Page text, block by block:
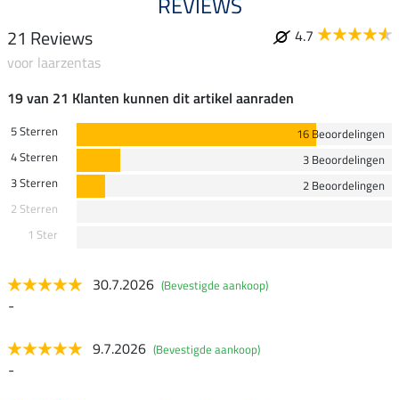
21 Reviews
4.7
voor laarzentas
19 van 21 Klanten kunnen dit artikel aanraden
5 Sterren
16 Beoordelingen
4 Sterren
3 Beoordelingen
3 Sterren
2 Beoordelingen
2 Sterren
1 Ster
30.7.2026 (Bevestigde aankoop)
-
9.7.2026 (Bevestigde aankoop)
-